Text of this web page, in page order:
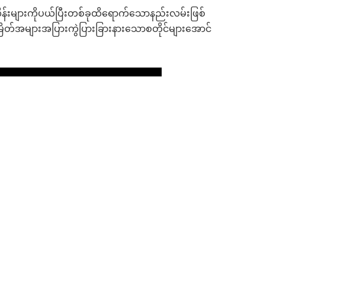
ကိန်းများကိုပယ်ပြီးတစ်ခုထိရောက်သောနည်းလမ်းဖြစ်
ျားအပြားကွဲပြားခြားနားသောစတိုင်များအောင်